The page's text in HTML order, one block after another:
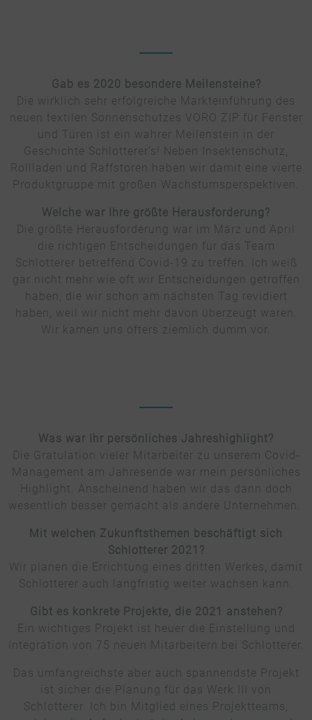
Gab es 2020 besondere Meilensteine?
Die wirklich sehr erfolgreiche Markteinführung des
neuen textilen Sonnenschutzes VORO ZIP für Fenster
und Türen ist ein wahrer Meilenstein in der
Geschichte Schlotterer’s! Neben Insektenschutz,
Rollladen und Raffstoren haben wir damit eine vierte
Produktgruppe mit großen Wachstumsperspektiven.
Welche war Ihre größte Herausforderung?
Die größte Herausforderung war im März und April
die richtigen Entscheidungen für das Team
Schlotterer betreffend Covid-19 zu treffen. Ich weiß
gar nicht mehr wie oft wir Entscheidungen getroffen
haben, die wir schon am nächsten Tag revidiert
haben, weil wir nicht mehr davon überzeugt waren.
Wir kamen uns öfters ziemlich dumm vor.
Was war Ihr persönliches Jahreshighlight?
Die Gratulation vieler Mitarbeiter zu unserem Covid-
Management am Jahresende war mein persönliches
Highlight. Anscheinend haben wir das dann doch
wesentlich besser gemacht als andere Unternehmen.
Mit welchen Zukunftsthemen beschäftigt sich
Schlotterer 2021?
Wir planen die Errichtung eines dritten Werkes, damit
Schlotterer auch langfristig weiter wachsen kann.
Gibt es konkrete Projekte, die 2021 anstehen?
Ein wichtiges Projekt ist heuer die Einstellung und
Integration von 75 neuen Mitarbeitern bei Schlotterer.
Das umfangreichste aber auch spannendste Projekt
ist sicher die Planung für das Werk III von
Schlotterer. Ich bin Mitglied eines Projektteams,